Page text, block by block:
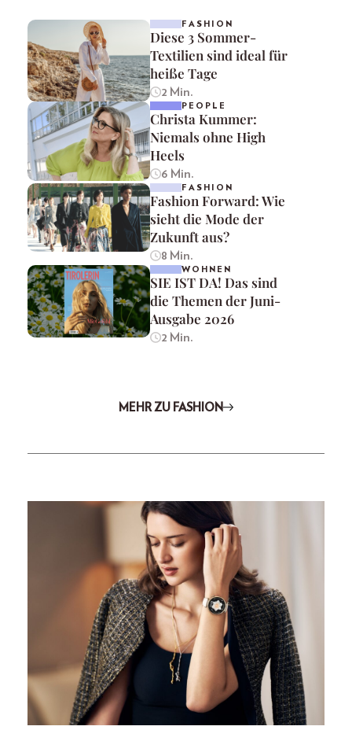
FASHION
Diese 3 Sommer-
Textilien sind ideal für
heiße Tage
2 Min.
PEOPLE
Christa Kummer:
Niemals ohne High
Heels
6 Min.
FASHION
Fashion Forward: Wie
sieht die Mode der
Zukunft aus?
8 Min.
WOHNEN
SIE IST DA! Das sind
die Themen der Juni-
Ausgabe 2026
2 Min.
MEHR ZU FASHION